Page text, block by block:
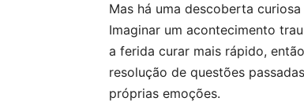
Mas há uma descoberta
Imaginar um acontecimento
a ferida curar mais rápido,
resolução de questões
próprias emoções.